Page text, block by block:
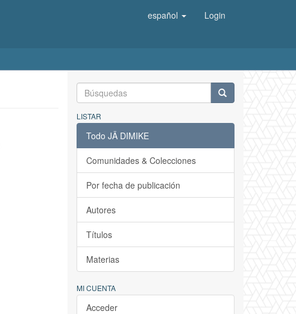
español Login
LISTAR
Todo JÄ DIMIKE
Comunidades & Colecciones
Por fecha de publicación
Autores
Títulos
Materias
MI CUENTA
Acceder